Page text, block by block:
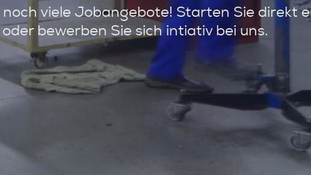
viele Jobangebote! Starten Sie direkt
oder bewerben Sie sich intiativ bei uns.